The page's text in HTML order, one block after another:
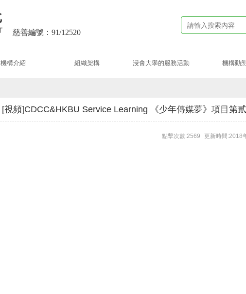
慈善編號：91/12520
機構介紹 組織架構 浸會大學的服務活動 機構動
[視頻]CDCC&HKBU Service Learning 《少年傳媒夢》項目第
點擊次數:2569 更新時間:2018